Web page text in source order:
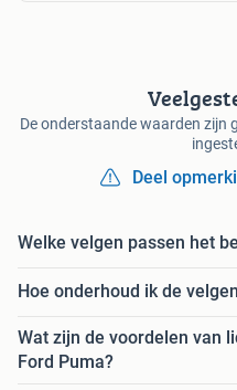
De onderstaande waarden zijn
Deel
Welke velgen passen het
Hoe onderhoud ik de
Wat zijn de voordelen van
Ford Puma?